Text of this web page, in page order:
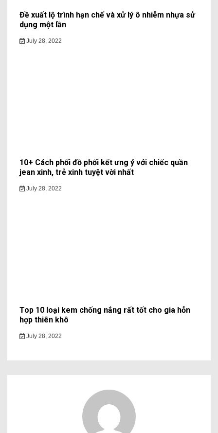
Đề xuất lộ trình hạn chế và xử lý ô nhiễm nhựa sử
dụng một lần
July 28, 2022
10+ Cách phối đồ phối kết ưng ý với chiếc quần
jean xinh, trẻ xinh tuyệt vời nhất
July 28, 2022
Top 10 loại kem chống nắng rất tốt cho gia hỗn
hợp thiên khô
July 28, 2022